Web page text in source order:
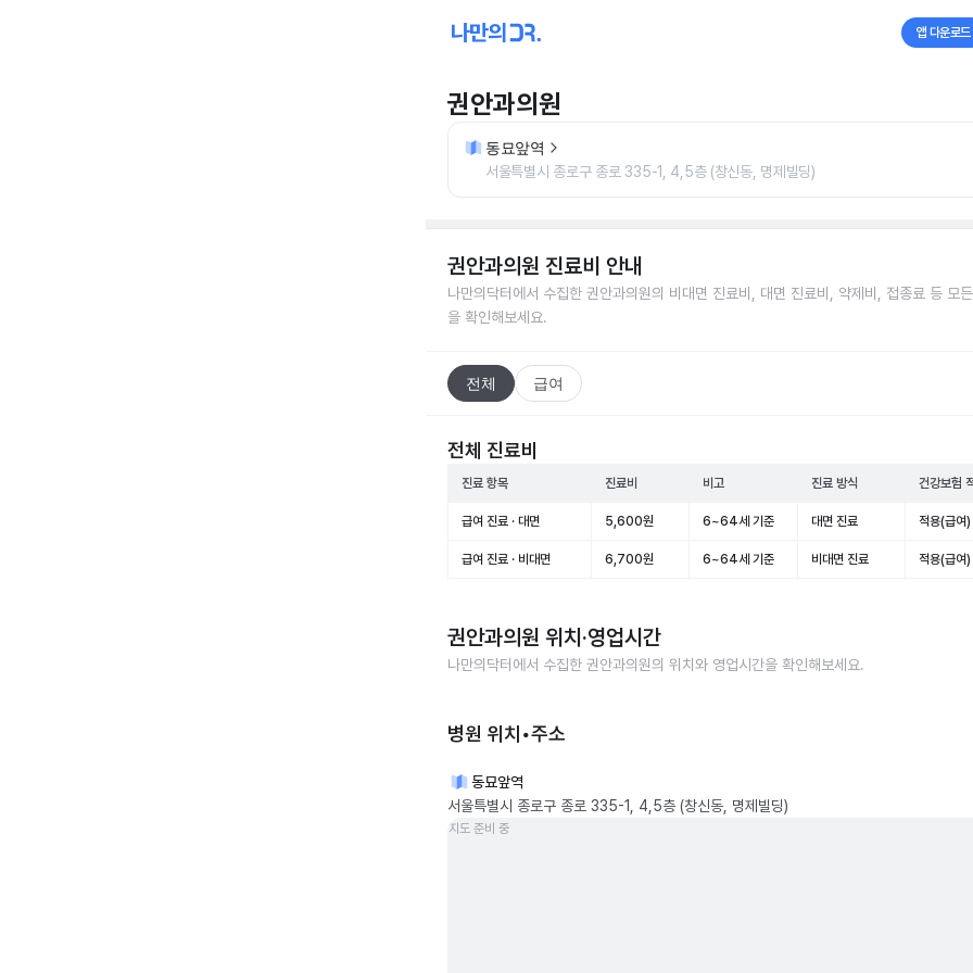
앱 다운로드
권안과의원
동묘앞역
서울특별시 종로구 종로 335-1, 4,5층 (창신동, 명제빌딩)
권안과의원 진료비 안내
나만의닥터에서 수집한 권안과의원의 비대면 진료비, 대면 진료비, 약제비, 접종료 등 모
을 확인해보세요.
전체 급여
전체 진료비
진료 항목 진료비 비고 진료 방식 건강보험
급여 진료 · 대면 5,600원 6~64세 기준 대면 진료 적용(급여)
급여 진료 · 비대면 6,700원 6~64세 기준 비대면 진료 적용(급여)
권안과의원 위치·영업시간
나만의닥터에서 수집한 권안과의원의 위치와 영업시간을 확인해보세요.
병원 위치•주소
동묘앞역
서울특별시 종로구 종로 335-1, 4,5층 (창신동, 명제빌딩)
지도 준비 중